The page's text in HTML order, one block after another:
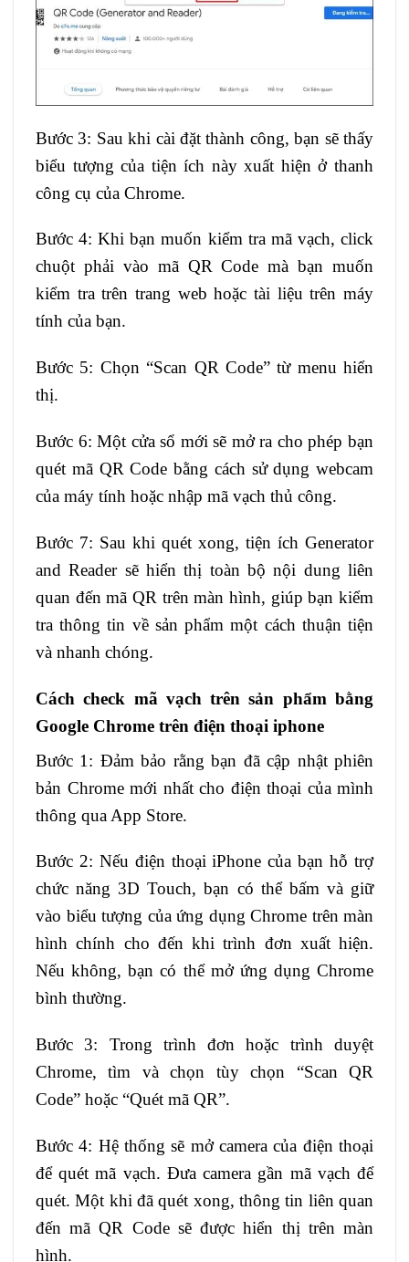
Bước 3: Sau khi cài đặt thành công, bạn sẽ thấy
biểu tượng của tiện ích này xuất hiện ở thanh
công cụ của Chrome.
Bước 4: Khi bạn muốn kiểm tra mã vạch, click
chuột phải vào mã QR Code mà bạn muốn
kiểm tra trên trang web hoặc tài liệu trên máy
tính của bạn.
Bước 5: Chọn “Scan QR Code” từ menu hiển
thị.
Bước 6: Một cửa sổ mới sẽ mở ra cho phép bạn
quét mã QR Code bằng cách sử dụng webcam
của máy tính hoặc nhập mã vạch thủ công.
Bước 7: Sau khi quét xong, tiện ích Generator
and Reader sẽ hiển thị toàn bộ nội dung liên
quan đến mã QR trên màn hình, giúp bạn kiểm
tra thông tin về sản phẩm một cách thuận tiện
và nhanh chóng.
Cách check mã vạch trên sản phẩm bằng
Google Chrome trên điện thoại iphone
Bước 1: Đảm bảo rằng bạn đã cập nhật phiên
bản Chrome mới nhất cho điện thoại của mình
thông qua App Store.
Bước 2: Nếu điện thoại iPhone của bạn hỗ trợ
chức năng 3D Touch, bạn có thể bấm và giữ
vào biểu tượng của ứng dụng Chrome trên màn
hình chính cho đến khi trình đơn xuất hiện.
Nếu không, bạn có thể mở ứng dụng Chrome
bình thường.
Bước 3: Trong trình đơn hoặc trình duyệt
Chrome, tìm và chọn tùy chọn “Scan QR
Code” hoặc “Quét mã QR”.
Bước 4: Hệ thống sẽ mở camera của điện thoại
để quét mã vạch. Đưa camera gần mã vạch để
quét. Một khi đã quét xong, thông tin liên quan
đến mã QR Code sẽ được hiển thị trên màn
hình.